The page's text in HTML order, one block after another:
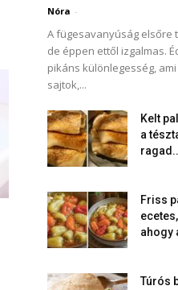
Nóra -
A fügesavanyúság elsőre
de éppen ettől izgalmas.
pikáns különlegesség,
sajtok,...
Kelt
a
Friss
ahogy
Túrós